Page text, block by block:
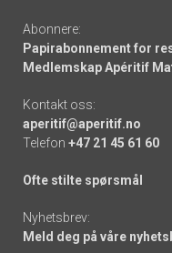
Abonnere:
Papirabonnement for
Medlemskap Apéritif
Kontakt oss:
aperitif@aperitif.no
Telefon +47 21 45 61 60
Ofte stilte spørsmål
Nyhetsbrev:
Meld deg på våre